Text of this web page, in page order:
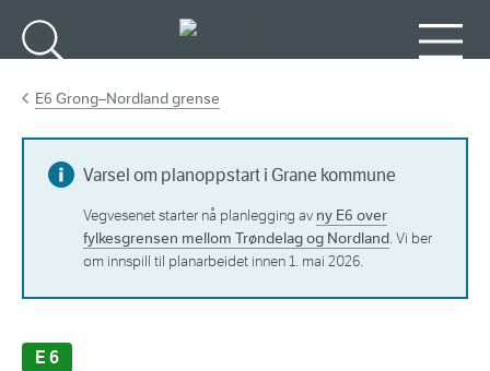
E6 Grong–Nordland grense
Varsel om planoppstart i Grane kommune
Vegvesenet starter nå planlegging av ny E6 over
fylkesgrensen mellom Trøndelag og Nordland. Vi ber
om innspill til planarbeidet innen 1. mai 2026.
E 6